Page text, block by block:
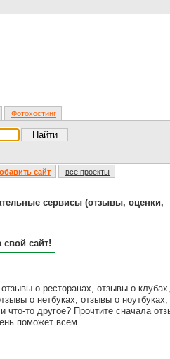
Фотохостинг
сайт все проекты
сервисы (отзывы, оценки,
свой сайт!
о ресторанах, отзывы о клубах,
о нетбуках, отзывы о ноутбуках,
что-то другое? Прочтите сначала
поможет всем.